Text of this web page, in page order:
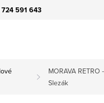
724 591 643
MORAVA
Slezák